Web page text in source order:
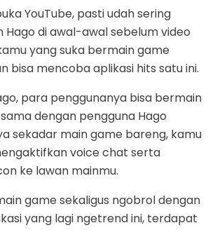
YouTube, pasti udah sering
Hago di awal-awal sebelum video
yang suka bermain game
bisa mencoba aplikasi hits satu ini.
para penggunanya bisa bermain
dengan pengguna Hago
sekadar main game bareng, kamu
voice chat serta
ke lawan mainmu.
game sekaligus ngobrol dengan
yang lagi ngetrend ini, terdapat